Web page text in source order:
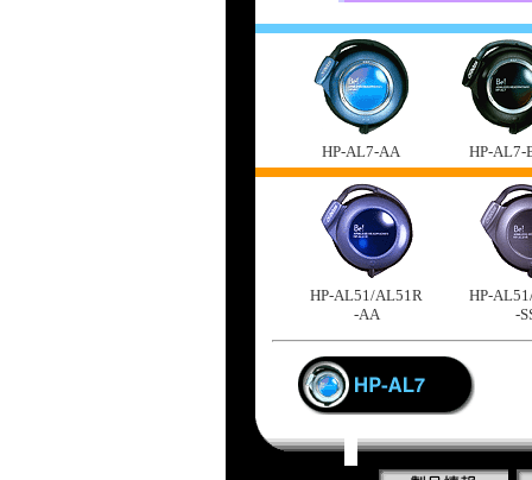
HP-AL7-AA HP-AL7-
HP-AL51/AL51R
-AA
HP-
-